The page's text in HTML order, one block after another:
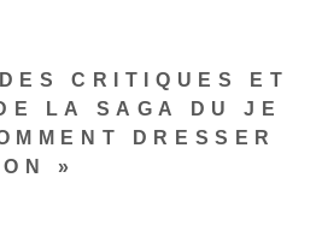
CRITIQUES ET
LA SAGA DU JE
DRESSER
»